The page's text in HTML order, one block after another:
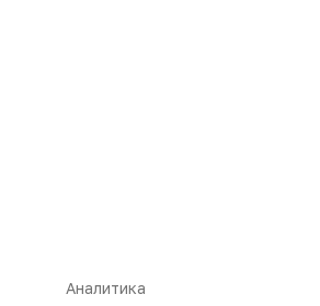
Архив номеров
Аналитика